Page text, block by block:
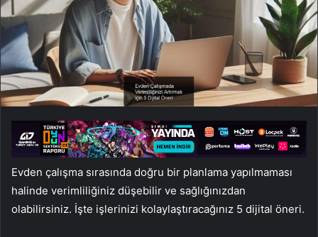
Evden çalışma sırasında doğru bir planlama yapılmaması
halinde verimliliğiniz düşebilir ve sağlığınızdan
olabilirsiniz. İşte işlerinizi kolaylaştıracağınız 5 dijital öneri.